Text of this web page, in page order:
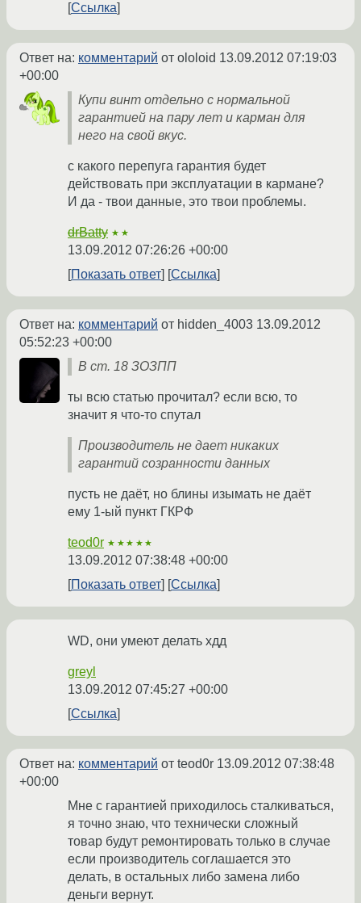
Ссылка
Ответ на: комментарий от ololoid 13.09.2012 07:19:03
+00:00
Купи винт отдельно с нормальной
гарантией на пару лет и карман для
него на свой вкус.
с какого перепуга гарантия будет
действовать при эксплуатации в кармане?
И да - твои данные, это твои проблемы.
drBatty ★★
13.09.2012 07:26:26 +00:00
Показать ответ
Ссылка
Ответ на: комментарий от hidden_4003 13.09.2012
05:52:23 +00:00
В ст. 18 ЗОЗПП
ты всю статью прочитал? если всю, то
значит я что-то спутал
Производитель не дает никаких
гарантий созранности данных
пусть не даёт, но блины изымать не даёт
ему 1-ый пункт ГКРФ
teod0r ★★★★★
13.09.2012 07:38:48 +00:00
Показать ответ
Ссылка
WD, они умеют делать хдд
greyl
13.09.2012 07:45:27 +00:00
Ссылка
Ответ на: комментарий от teod0r 13.09.2012 07:38:48
+00:00
Мне с гарантией приходилось сталкиваться,
я точно знаю, что технически сложный
товар будут ремонтировать только в случае
если производитель соглашается это
делать, в остальных либо замена либо
деньги вернут.